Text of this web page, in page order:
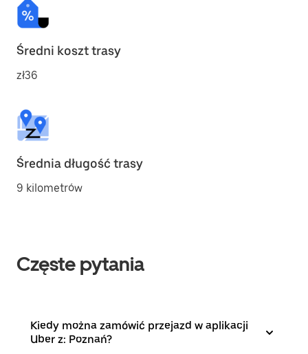
Średni koszt trasy
zł36
Średnia długość trasy
9 kilometrów
Częste pytania
Kiedy można zamówić przejazd w aplikacji
Uber z: Poznań?